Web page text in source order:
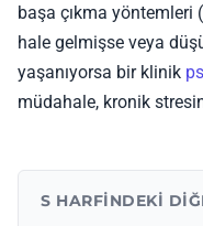
başa çıkma yöntemleri
hale gelmişse veya
yaşanıyorsa bir klinik
müdahale, kronik
S HARFINDEKI